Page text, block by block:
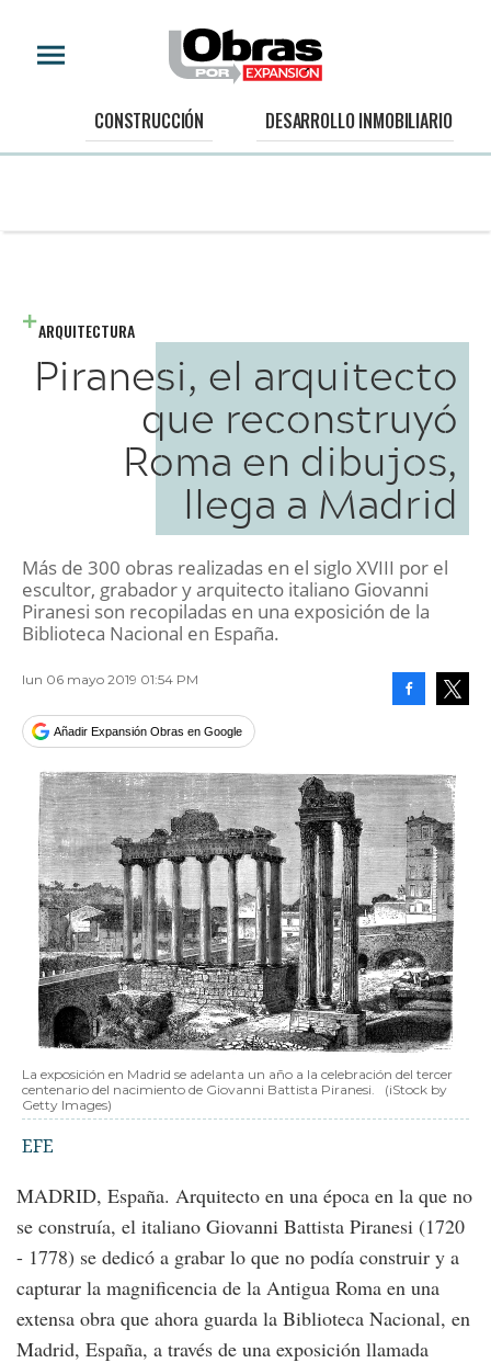
CONSTRUCCIÓN DESARROLLO INMOBILIARIO
ARQUITECTURA
Piranesi, el arquitecto
que reconstruyó
Roma en dibujos,
llega a Madrid
Más de 300 obras realizadas en el siglo XVIII por el
escultor, grabador y arquitecto italiano Giovanni
Piranesi son recopiladas en una exposición de la
Biblioteca Nacional en España.
lun 06 mayo 2019 01:54 PM
Añadir Expansión Obras en Google
La exposición en Madrid se adelanta un año a la celebración del tercer
centenario del nacimiento de Giovanni Battista Piranesi.
(iStock by
Getty Images)
EFE
MADRID, España. Arquitecto en una época en la que no
se construía, el italiano Giovanni Battista Piranesi (1720
- 1778) se dedicó a grabar lo que no podía construir y a
capturar la magnificencia de la Antigua Roma en una
extensa obra que ahora guarda la Biblioteca Nacional, en
Madrid, España, a través de una exposición llamada